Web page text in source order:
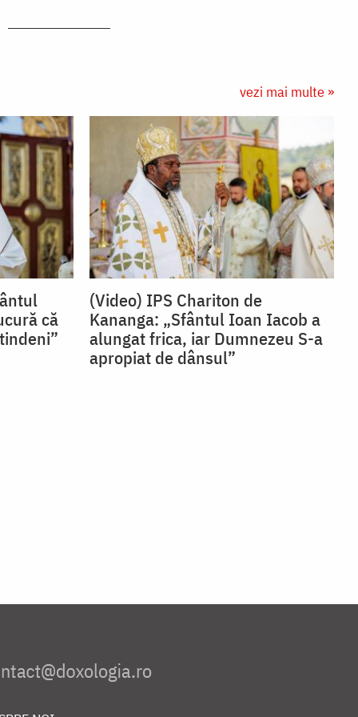
vezi mai multe »
că
(Video) IPS Chariton de
Kananga: „Sfântul Ioan Iacob a
alungat frica, iar Dumnezeu S-a
apropiat de dânsul”